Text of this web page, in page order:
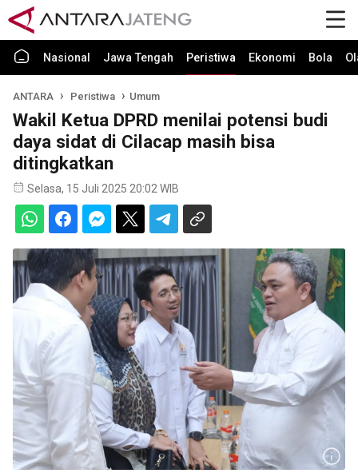
Nasional Jawa Tengah Peristiwa Ekonomi Bola
ANTARA Peristiwa Umum
Wakil Ketua DPRD menilai potensi budi
daya sidat di Cilacap masih bisa
ditingkatkan
Selasa, 15 Juli 2025 20:02 WIB